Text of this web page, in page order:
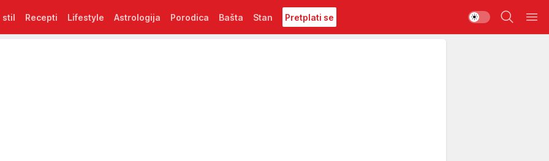
stil Recepti Lifestyle Astrologija Porodica Bašta Stan Pretplati se